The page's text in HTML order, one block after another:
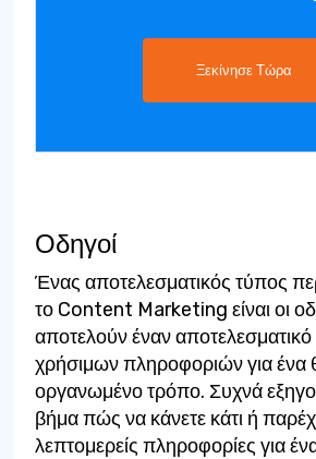
Ξεκίνησε Τώρα
Οδηγοί
Ένας αποτελεσματικός τύπος
το Content Marketing είναι οι
αποτελούν έναν
χρήσιμων πληροφοριών για ένα
οργανωμένο τρόπο. Συχνά
βήμα πώς να κάνετε κάτι ή
λεπτομερείς πληροφορίες για